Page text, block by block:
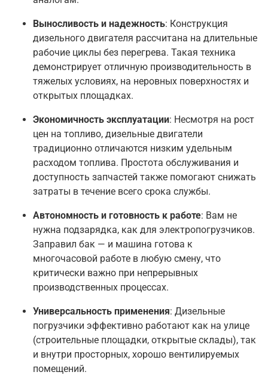
Выносливость и надежность: Конструкция
дизельного двигателя рассчитана на длительные
рабочие циклы без перегрева. Такая техника
демонстрирует отличную производительность в
тяжелых условиях, на неровных поверхностях и
открытых площадках.
Экономичность эксплуатации: Несмотря на рост
цен на топливо, дизельные двигатели
традиционно отличаются низким удельным
расходом топлива. Простота обслуживания и
доступность запчастей также помогают снижать
затраты в течение всего срока службы.
Автономность и готовность к работе: Вам не
нужна подзарядка, как для электропогрузчиков.
Заправил бак — и машина готова к
многочасовой работе в любую смену, что
критически важно при непрерывных
производственных процессах.
Универсальность применения: Дизельные
погрузчики эффективно работают как на улице
(строительные площадки, открытые склады), так
и внутри просторных, хорошо вентилируемых
помещений.